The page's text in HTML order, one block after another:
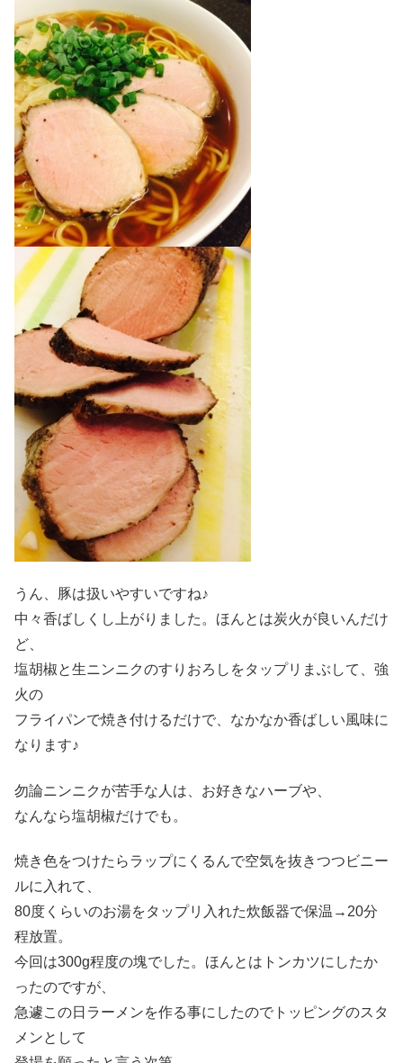
うん、豚は扱いやすいですね♪
中々香ばしくし上がりました。ほんとは炭火が良いんだけ
ど、
塩胡椒と生ニンニクのすりおろしをタップリまぶして、強
火の
フライパンで焼き付けるだけで、なかなか香ばしい風味に
なります♪
勿論ニンニクが苦手な人は、お好きなハーブや、
なんなら塩胡椒だけでも。
焼き色をつけたらラップにくるんで空気を抜きつつビニー
ルに入れて、
80度くらいのお湯をタップリ入れた炊飯器で保温→20分
程放置。
今回は300g程度の塊でした。ほんとはトンカツにしたか
ったのですが、
急遽この日ラーメンを作る事にしたのでトッピングのスタ
メンとして